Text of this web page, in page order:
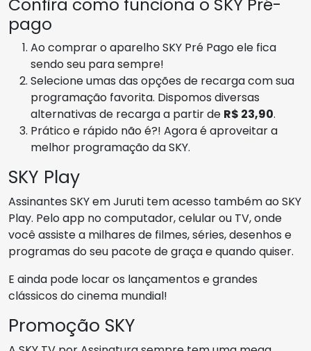
pago
Ao comprar o aparelho SKY Pré Pago ele fica
sendo seu para sempre!
Selecione umas das opções de recarga com sua
programação favorita. Dispomos diversas
alternativas de recarga a partir de R$ 23,90.
Prático e rápido não é?! Agora é aproveitar a
melhor programação da SKY.
SKY Play
Assinantes SKY em Juruti tem acesso também ao SKY
Play. Pelo app no computador, celular ou TV, onde
você assiste a milhares de filmes, séries, desenhos e
programas do seu pacote de graça e quando quiser.
E ainda pode locar os lançamentos e grandes
clássicos do cinema mundial!
Promoção SKY